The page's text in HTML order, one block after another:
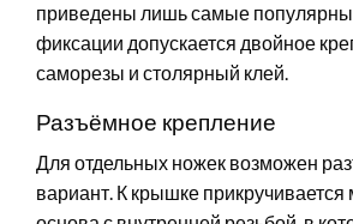
приведены лишь самые
фиксации допускается двойное
саморезы и столярный клей.
Разъёмное крепление
Для отдельных ножек возможен
вариант. К крышке прикручивается